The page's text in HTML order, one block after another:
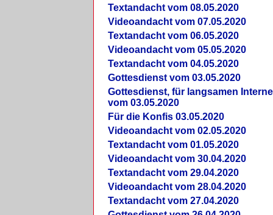
Textandacht vom 08.05.2020
Videoandacht vom 07.05.2020
Textandacht vom 06.05.2020
Videoandacht vom 05.05.2020
Textandacht vom 04.05.2020
Gottesdienst vom 03.05.2020
Gottesdienst, für langsamen
vom 03.05.2020
Für die Konfis 03.05.2020
Videoandacht vom 02.05.2020
Textandacht vom 01.05.2020
Videoandacht vom 30.04.2020
Textandacht vom 29.04.2020
Videoandacht vom 28.04.2020
Textandacht vom 27.04.2020